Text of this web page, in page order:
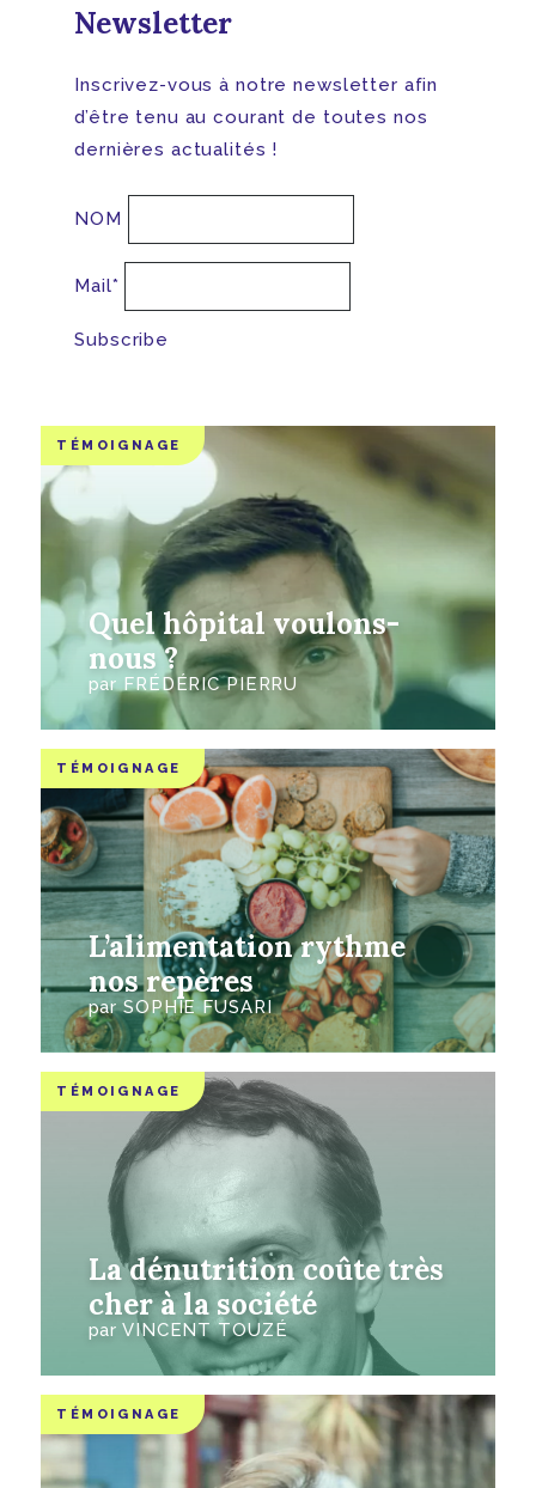
Newsletter
Inscrivez-vous à notre newsletter afin
d’être tenu au courant de toutes nos
dernières actualités !
NOM
Mail*
TÉMOIGNAGE
Quel hôpital voulons-
nous ?
parFRÉDÉRIC PIERRU
TÉMOIGNAGE
L’alimentation rythme
nos repères
parSOPHIE FUSARI
TÉMOIGNAGE
La dénutrition coûte très
cher à la société
par VINCENT TOUZÉ
TÉMOIGNAGE